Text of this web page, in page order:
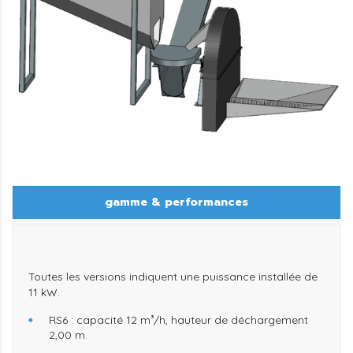
gamme & performances
Toutes les versions indiquent une puissance installée de
11 kW.
RS6 : capacité 12 m³/h, hauteur de déchargement
2,00 m.